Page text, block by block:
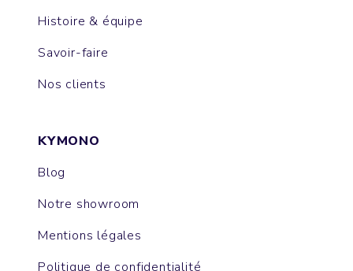
Histoire & équipe
Savoir-faire
Nos clients
KYMONO
Blog
Notre showroom
Mentions légales
Politique de confidentialité